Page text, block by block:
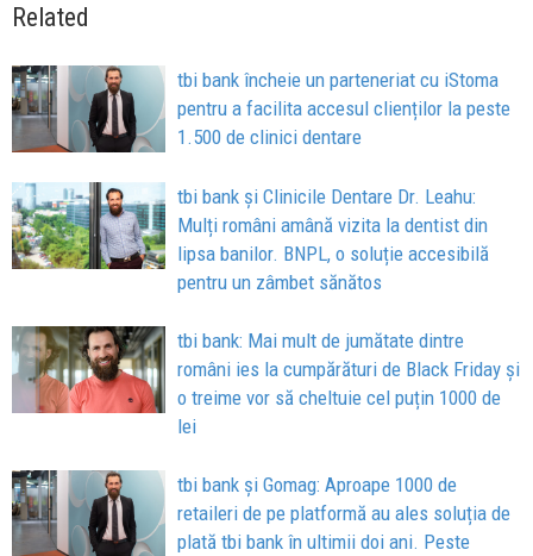
Related
tbi bank încheie un parteneriat cu iStoma
pentru a facilita accesul clienților la peste
1.500 de clinici dentare
tbi bank și Clinicile Dentare Dr. Leahu:
Mulți români amână vizita la dentist din
lipsa banilor. BNPL, o soluție accesibilă
pentru un zâmbet sănătos
tbi bank: Mai mult de jumătate dintre
români ies la cumpărături de Black Friday și
o treime vor să cheltuie cel puțin 1000 de
lei
tbi bank și Gomag: Aproape 1000 de
retaileri de pe platformă au ales soluția de
plată tbi bank în ultimii doi ani. Peste